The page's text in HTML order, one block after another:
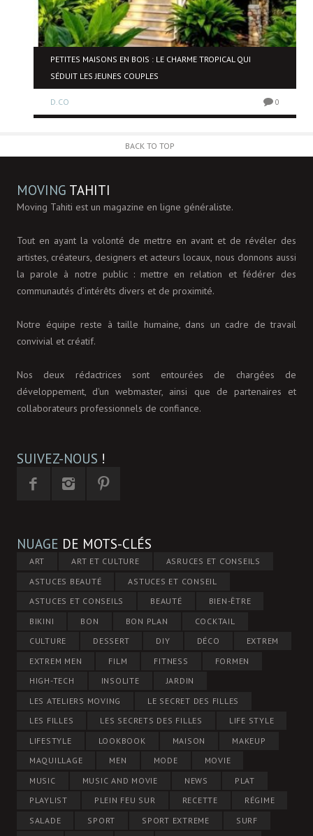
PETITES MAISONS EN BOIS : LE CHARME TROPICAL QUI
SÉDUIT LES JEUNES COUPLES
D.CO 0
BACK TO TOP
MOVING TAHITI
Moving Tahiti est un magazine en ligne généraliste.
Tout en ayant la volonté de mettre en avant et de révéler des
artistes, créateurs, designers et acteurs locaux, nous donnons aussi
la parole à notre public : mettre en relation et fédérer des
communautés d’intérêts divers et de proximité.
Notre équipe reste à taille humaine, dans un cadre de travail
convivial et créatif.
Nos deux rédactrices sont entourées de chargées de
développement, d'un webmaster, ainsi que de partenaires et
collaborateurs professionnels de confiance.
SUIVEZ-NOUS !
NUAGE DE MOTS-CLÉS
ART ART ET CULTURE
ASRUCES ET CONSEILS
ASTUCES BEAUTÉ
ASTUCES ET CONSEIL
ASTUCES ET CONSEILS
BEAUTÉ
BIEN-ÊTRE
BIKINI
BON BON PLAN
COCKTAIL
CULTURE
DESSERT DIY DÉCO
EXTREM
EXTREM MEN
FILM FITNESS
FORMEN
HIGH-TECH
INSOLITE
JARDIN
LES ATELIERS MOVING
LE SECRET DES FILLES
LES FILLES
LES SECRETS DES FILLES
LIFE STYLE
LIFESTYLE
LOOKBOOK MAISON
MAKEUP
MAQUILLAGE
MEN MODE
MOVIE
MUSIC
MUSIC AND MOVIE NEWS
PLAT
PLAYLIST
PLEIN FEU SUR RECETTE
RÉGIME
SALADE
SPORT SPORT EXTREME
SURF